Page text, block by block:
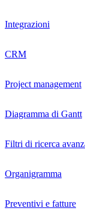
Integrazioni
CRM
Project management
Diagramma di Gantt
Filtri di ricerca
Organigramma
Preventivi e fatture